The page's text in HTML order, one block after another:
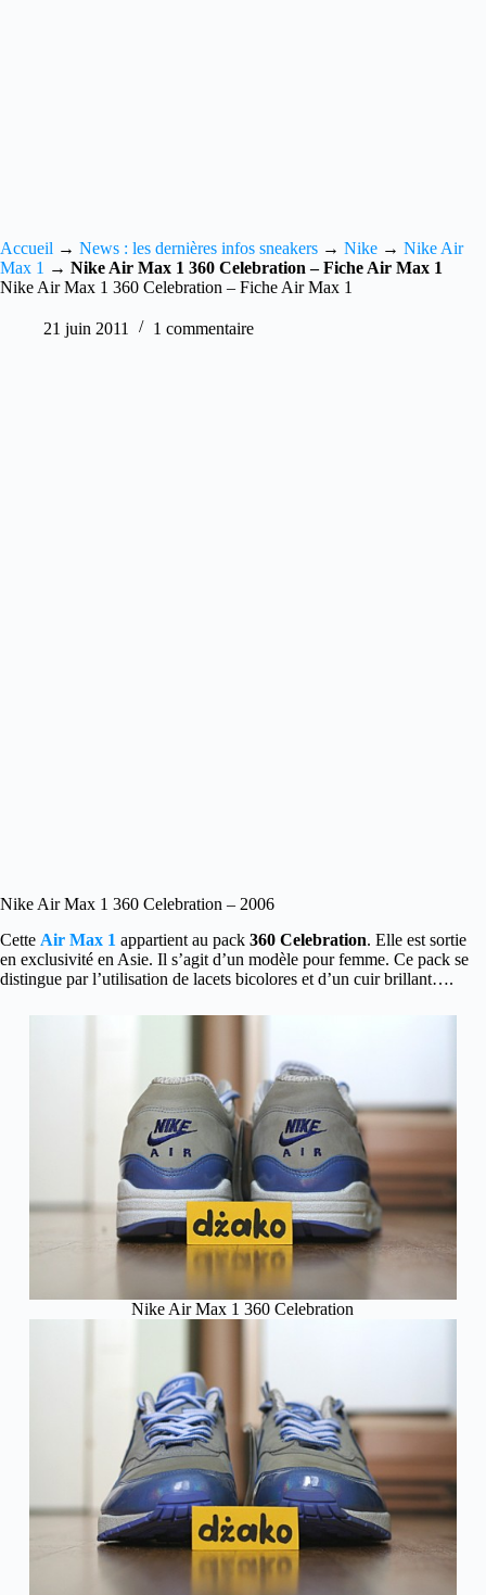
Accueil → News : les dernières infos sneakers → Nike → Nike Air
Max 1 → Nike Air Max 1 360 Celebration – Fiche Air Max 1
Nike Air Max 1 360 Celebration – Fiche Air Max 1
21 juin 2011 1 commentaire
Nike Air Max 1 360 Celebration – 2006
Cette Air Max 1 appartient au pack 360 Celebration. Elle est sortie
en exclusivité en Asie. Il s’agit d’un modèle pour femme. Ce pack se
distingue par l’utilisation de lacets bicolores et d’un cuir brillant….
Nike Air Max 1 360 Celebration